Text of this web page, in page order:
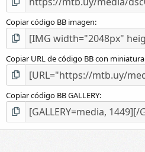
Copiar código BB imagen
Copiar URL de código BB con miniatura
Copiar código BB GALLERY